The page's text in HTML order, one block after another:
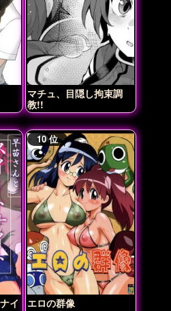
マチュ、目隠し拘束調
教!!
イ
エロの群像